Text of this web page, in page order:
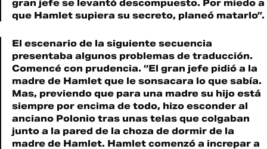
gran jefe se levantó descompuesto. Por miedo a
que Hamlet supiera su secreto, planeó matarlo”.
El escenario de la siguiente secuencia
presentaba algunos problemas de traducción.
Comencé con prudencia. “El gran jefe pidió a la
madre de Hamlet que le sonsacara lo que sabía.
Mas, previendo que para una madre su hijo está
siempre por encima de todo, hizo esconder al
anciano Polonio tras unas telas que colgaban
junto a la pared de la choza de dormir de la
madre de Hamlet. Hamlet comenzó a increpar a